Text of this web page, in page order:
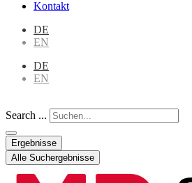
Kontakt
DE
EN
DE
EN
Search ...
Ergebnisse
Alle Suchergebnisse